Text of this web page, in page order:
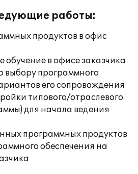
работы:
продуктов в офис
в офисе заказчика
выбору программного
его сопровождения
типового/отраслевого
для начала ведения
программных продуктов
обеспечения на